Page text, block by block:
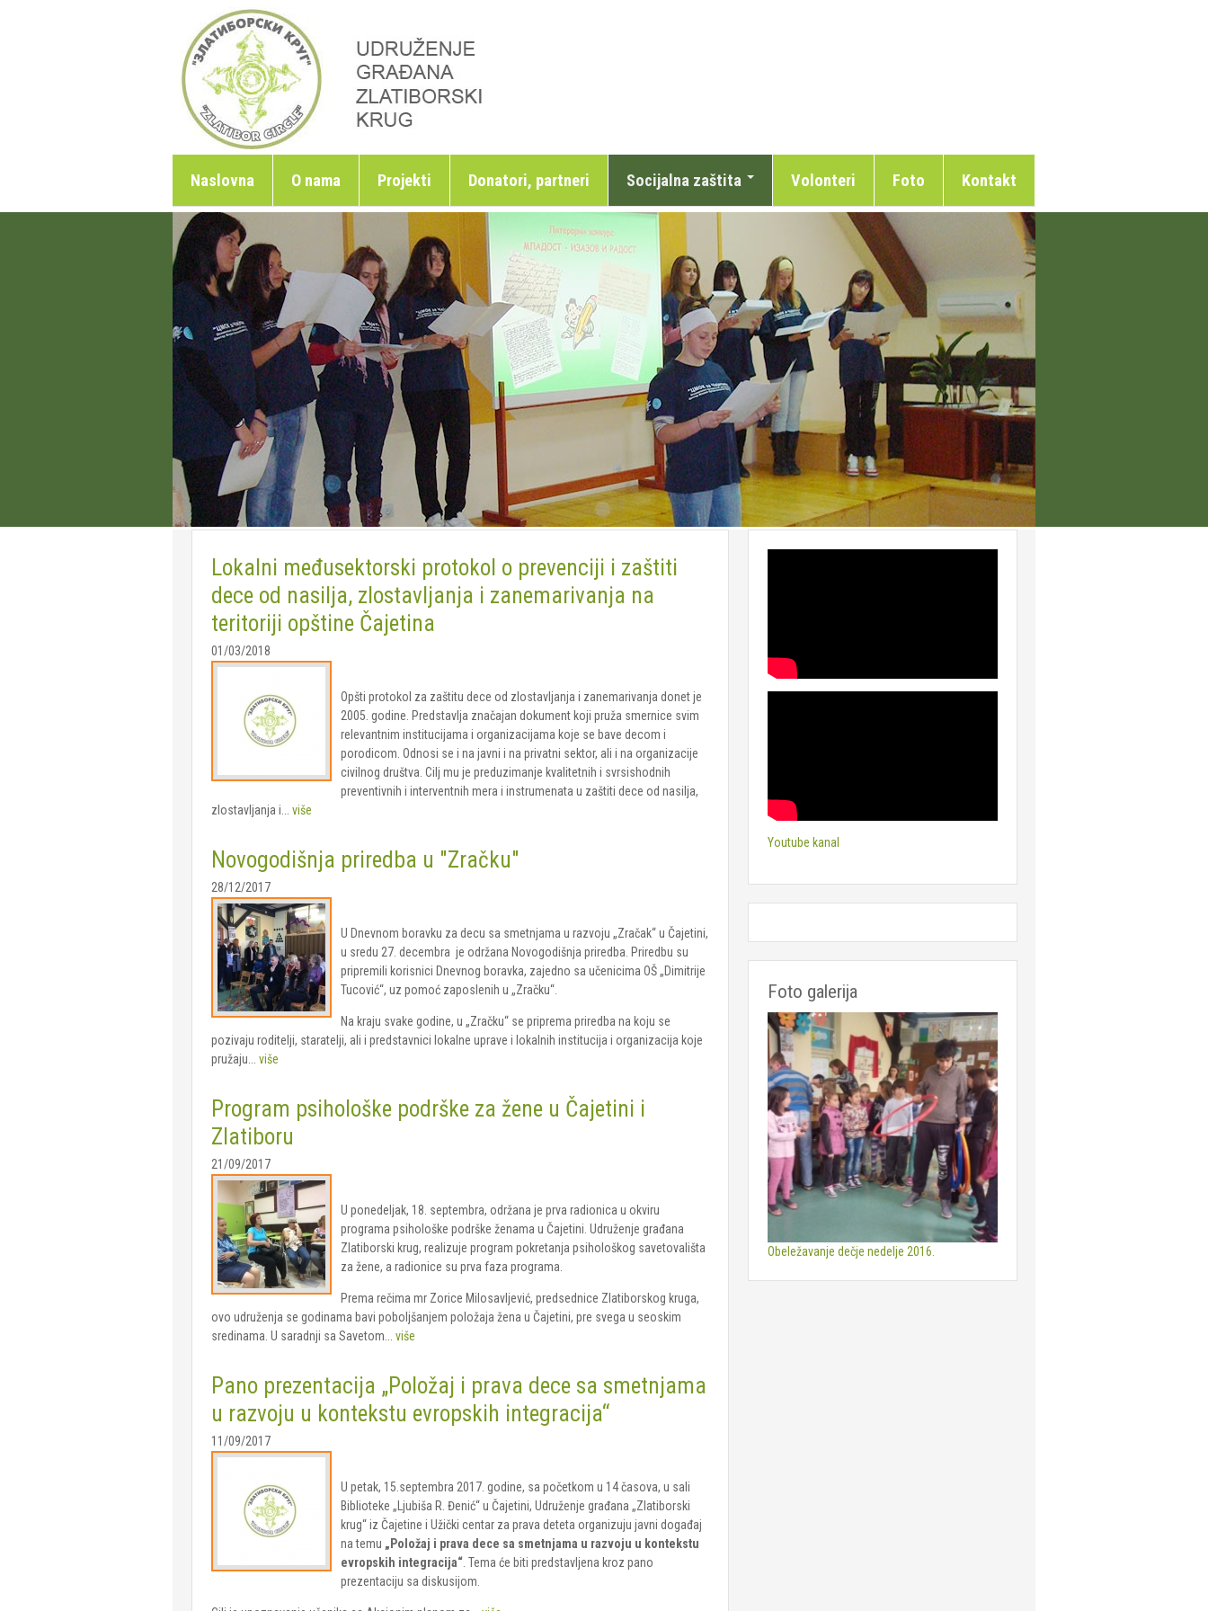
Naslovna O nama Projekti Donatori, partneri Socijalna zaštita Volonteri Foto Kontakt
Lokalni međusektorski protokol o prevenciji i zaštiti
dece od nasilja, zlostavljanja i zanemarivanja na
teritoriji opštine Čajetina
01/03/2018
Opšti protokol za zaštitu dece od zlostavljanja i zanemarivanja donet je
2005. godine. Predstavlja značajan dokument koji pruža smernice svim
relevantnim institucijama i organizacijama koje se bave decom i
porodicom. Odnosi se i na javni i na privatni sektor, ali i na organizacije
civilnog društva. Cilj mu je preduzimanje kvalitetnih i svrsishodnih
preventivnih i interventnih mera i instrumenata u zaštiti dece od nasilja,
zlostavljanja i... više
Novogodišnja priredba u "Zračku"
28/12/2017
U Dnevnom boravku za decu sa smetnjama u razvoju „Zračak“ u Čajetini,
u sredu 27. decembra je održana Novogodišnja priredba. Priredbu su
pripremili korisnici Dnevnog boravka, zajedno sa učenicima OŠ „Dimitrije
Tucović“, uz pomoć zaposlenih u „Zračku“.
Na kraju svake godine, u „Zračku“ se priprema priredba na koju se
pozivaju roditelji, staratelji, ali i predstavnici lokalne uprave i lokalnih institucija i organizacija koje
pružaju... više
Program psihološke podrške za žene u Čajetini i
Zlatiboru
21/09/2017
U ponedeljak, 18. septembra, održana je prva radionica u okviru
programa psihološke podrške ženama u Čajetini. Udruženje građana
Zlatiborski krug, realizuje program pokretanja psihološkog savetovališta
za žene, a radionice su prva faza programa.
Prema rečima mr Zorice Milosavljević, predsednice Zlatiborskog kruga,
ovo udruženja se godinama bavi poboljšanjem položaja žena u Čajetini, pre svega u seoskim
sredinama. U saradnji sa Savetom... više
Pano prezentacija „Položaj i prava dece sa smetnjama
u razvoju u kontekstu evropskih integracija“
11/09/2017
U petak, 15.septembra 2017. godine, sa početkom u 14 časova, u sali
Biblioteke „Ljubiša R. Đenić“ u Čajetini, Udruženje građana „Zlatiborski
krug“ iz Čajetine i Užički centar za prava deteta organizuju javni događaj
na temu „Položaj i prava dece sa smetnjama u razvoju u kontekstu
evropskih integracija“ . Tema će biti predstavljena kroz pano
prezentaciju sa diskusijom.
Youtube kanal
Foto galerija
Obeležavanje dečje nedelje 2016.